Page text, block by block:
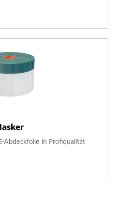
Abdeckfolie in Profiqualität